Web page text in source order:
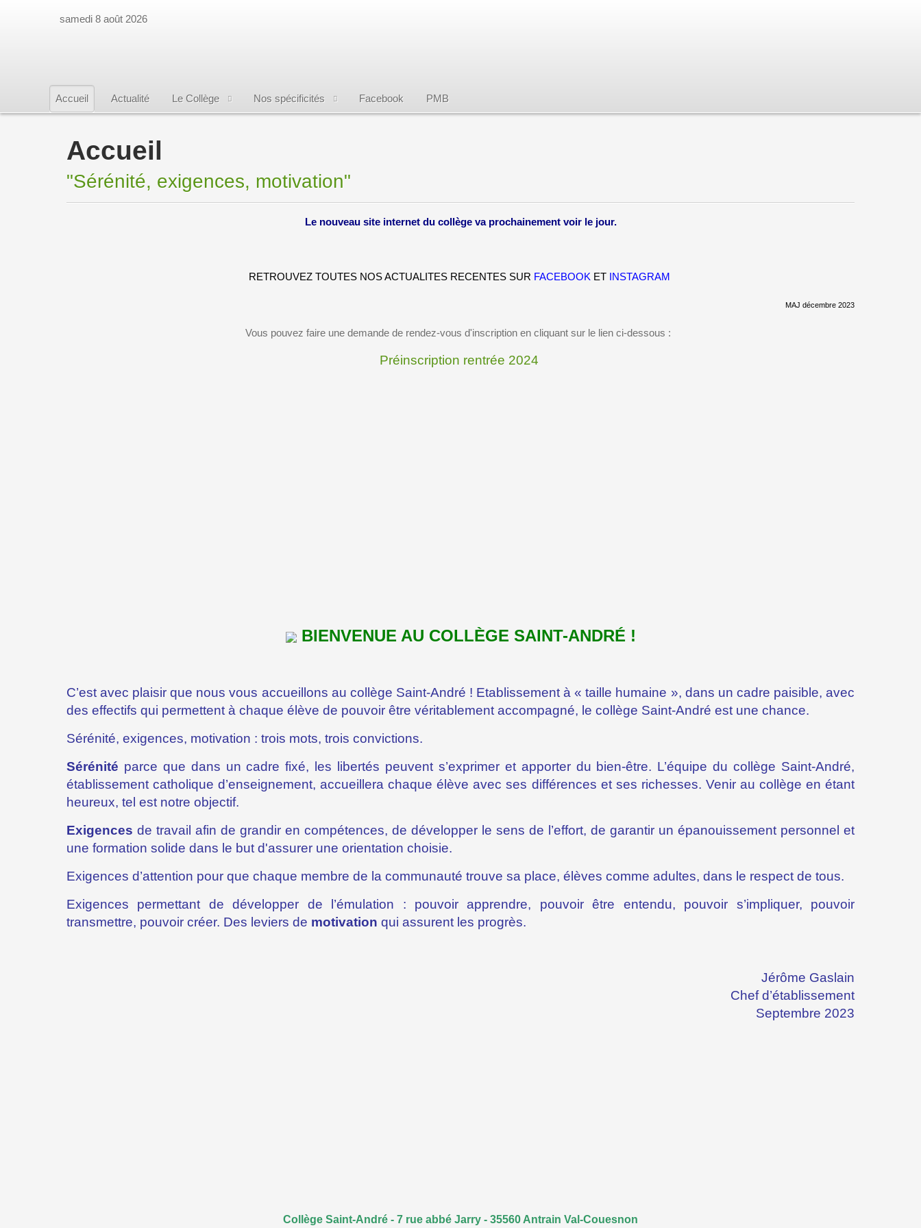
samedi 8 août 2026
Accueil Actualité Le Collège Nos spécificités Facebook PMB
Accueil
"Sérénité, exigences, motivation"
Le nouveau site internet du collège va prochainement voir le jour.
RETROUVEZ TOUTES NOS ACTUALITES RECENTES SUR FACEBOOK ET INSTAGRAM
MAJ décembre 2023
Vous pouvez faire une demande de rendez-vous d'inscription en cliquant sur le lien ci-dessous :
Préinscription rentrée 2024
BIENVENUE AU COLLÈGE SAINT-ANDRÉ !
C’est avec plaisir que nous vous accueillons au collège Saint-André ! Etablissement à « taille humaine », dans un cadre paisible, avec
des effectifs qui permettent à chaque élève de pouvoir être véritablement accompagné, le collège Saint-André est une chance.
Sérénité, exigences, motivation : trois mots, trois convictions.
Sérénité parce que dans un cadre fixé, les libertés peuvent s’exprimer et apporter du bien-être. L’équipe du collège Saint-André,
établissement catholique d’enseignement, accueillera chaque élève avec ses différences et ses richesses. Venir au collège en étant
heureux, tel est notre objectif.
Exigences de travail afin de grandir en compétences, de développer le sens de l’effort, de garantir un épanouissement personnel et
une formation solide dans le but d'assurer une orientation choisie.
Exigences d’attention pour que chaque membre de la communauté trouve sa place, élèves comme adultes, dans le respect de tous.
Exigences permettant de développer de l’émulation : pouvoir apprendre, pouvoir être entendu, pouvoir s’impliquer, pouvoir
transmettre, pouvoir créer. Des leviers de motivation qui assurent les progrès.
Jérôme Gaslain
Chef d’établissement
Septembre 2023
Collège Saint-André - 7 rue abbé Jarry - 35560 Antrain Val-Couesnon